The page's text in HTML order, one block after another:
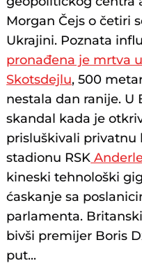
Morgan Čejs o četiri
Ukrajini. Poznata
pronađena je mrtva
Skotsdejlu, 500
nestala dan ranije. U
skandal kada je
prisluškivali privatnu
stadionu RSK
kineski tehnološki
ćaskanje sa
parlamenta.
bivši premijer Boris
put...